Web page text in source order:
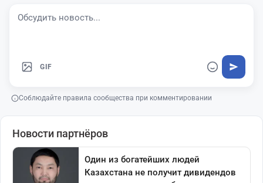
GIF
Соблюдайте правила сообщества при комментировании